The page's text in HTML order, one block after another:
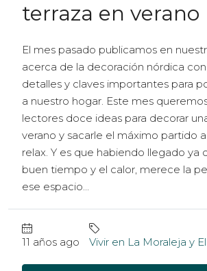
terraza en verano
El mes pasado publicamos en
acerca de la decoración nórdica
detalles y claves importantes para
a nuestro hogar. Este mes
lectores doce ideas para decorar
verano y sacarle el máximo partido
relax. Y es que habiendo llegado ya
buen tiempo y el calor, merece la
ese espacio...
11 años ago Vivir en La Moraleja y